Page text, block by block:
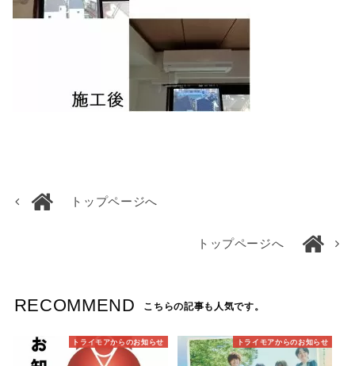
トップページへ
トップページへ
RECOMMEND こちらの記事も人気です。
トライモアからのお知らせ トライモアからのお知らせ